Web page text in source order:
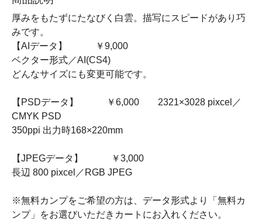
厚みをもたずにたなびく白雲。描写にスピードがあり巧
みです。
【AIデータ】 ￥9,000
ベクター形式／AI(CS4)
どんなサイズにも変更可能です。
【PSDデータ】 ￥6,000 2321×3028 pixcel／
CMYK PSD
350ppi 出力時168×220mm
【JPEGデータ】 ￥3,000
長辺 800 pixcel／RGB JPEG
※無料カンプをご希望の方は、データ形式より「無料カ
ンプ」をお選びいただきカートにお入れください。